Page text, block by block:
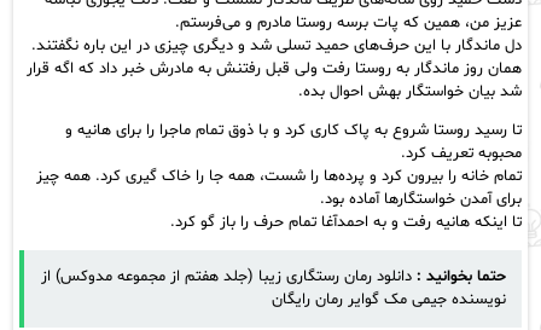
عزیز من، همین که پات برسه روستا مادرم و می‌فرستم.
دل ماندگار با این حرف‌های حمید تسلی شد و دیگری چیزی در این باره نگفتند.
همان روز ماندگار به روستا رفت ولی قبل رفتنش به مادرش خبر داد که اگه قرار
شد بیان خواستگار بهش احوال بده.
تا رسید روستا شروع به پاک کاری کرد و با ذوق تمام ماجرا را برای هانیه و
محبوبه تعریف کرد.
تمام خانه را بیرون کرد و پرده‌ها را شست، همه جا را خاک گیری کرد. همه چیز
برای آمدن خواستگارها آماده بود.
تا اینکه هانیه رفت و به احمدآغا تمام حرف را باز گو کرد.
حتما بخوانید : دانلود رمان رستگاری زیبا (جلد هفتم از مجموعه مدوکس) از
نویسنده جیمی مک گوایر رمان رایگان